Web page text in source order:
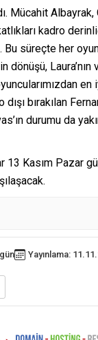
Mücahit
kadro
süreçte her
dönüşü,
dışı bırakılan
durumu da
13 Kasım Pazar
Yayınlama: